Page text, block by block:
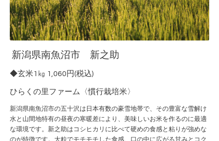
新潟県南魚沼市 新之助
◆玄米1㎏ 1,060円(税込)
ひらくの里ファーム〈慣行栽培米〉
新潟県南魚沼市の五十沢は日本有数の豪雪地帯で、その豊富な雪解け
水と山間地特有の昼夜の寒暖差により、美味しいお米を作るのに最適
な環境です。 新之助はコシヒカリに比べて硬めの食感と粘りが強めな